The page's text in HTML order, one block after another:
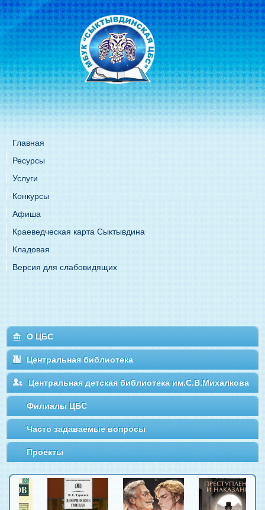
Главная
Ресурсы
Услуги
Конкурсы
Афиша
Краеведческая карта Сыктывдина
Кладовая
Версия для слабовидящих
О ЦБС
Центральная библиотека
Центральная детская библиотека им.С.В.Михалкова
Филиалы ЦБС
Часто задаваемые вопросы
Проекты